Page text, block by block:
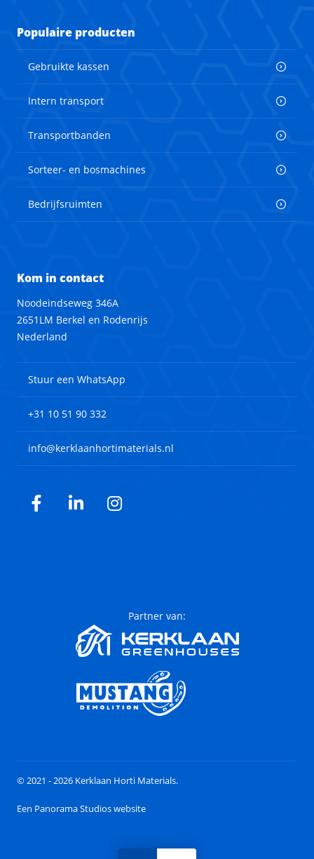
Populaire producten
Gebruikte kassen
Intern transport
Transportbanden
Sorteer- en bosmachines
Bedrijfsruimten
Kom in contact
Noodeindseweg 346A
2651LM Berkel en Rodenrijs
Nederland
Stuur een WhatsApp
+31 10 51 90 332
info@kerklaanhortimaterials.nl
Facebook
LinkedInInstagram
Partner van:
© 2021 - 2026 Kerklaan Horti Materials.
Een Panorama Studios website